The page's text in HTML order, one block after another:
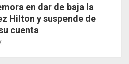
en dar de baja la
Hilton y suspende de
cuenta